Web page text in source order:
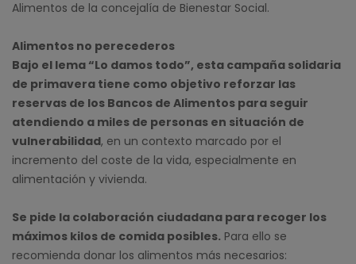
Alimentos de la concejalía de Bienestar Social.
Alimentos no perecederos
Bajo el lema “Lo damos todo”, esta campaña solidaria
de primavera tiene como objetivo reforzar las
reservas de los Bancos de Alimentos para seguir
atendiendo a miles de personas en situación de
vulnerabilidad, en un contexto marcado por el
incremento del coste de la vida, especialmente en
alimentación y vivienda.
Se pide la colaboración ciudadana para recoger los
máximos kilos de comida posibles. Para ello se
recomienda donar los alimentos más necesarios: